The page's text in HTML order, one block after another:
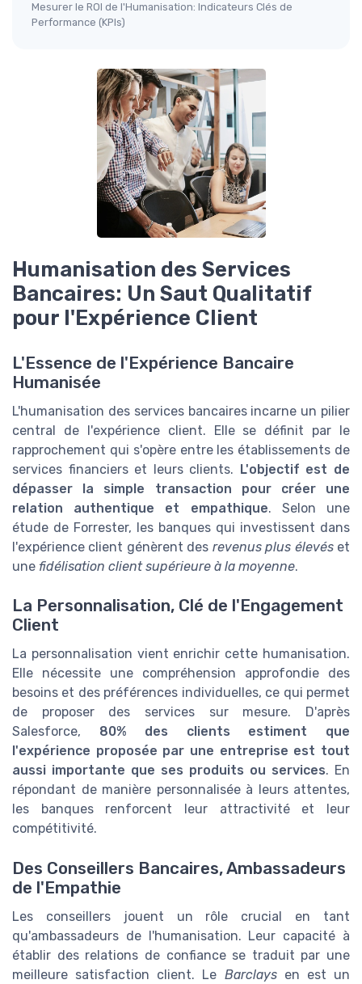
Mesurer le ROI de l'Humanisation: Indicateurs Clés de
Performance (KPIs)
Humanisation des Services
Bancaires: Un Saut Qualitatif
pour l'Expérience Client
L'Essence de l'Expérience Bancaire
Humanisée
L'humanisation des services bancaires incarne un pilier
central de l'expérience client. Elle se définit par le
rapprochement qui s'opère entre les établissements de
services financiers et leurs clients. L'objectif est de
dépasser la simple transaction pour créer une
relation authentique et empathique. Selon une
étude de Forrester, les banques qui investissent dans
l'expérience client génèrent des revenus plus élevéset
une fidélisation client supérieure à la moyenne.
La Personnalisation, Clé de l'Engagement
Client
La personnalisation vient enrichir cette humanisation.
Elle nécessite une compréhension approfondie des
besoins et des préférences individuelles, ce qui permet
de proposer des services sur mesure. D'après
Salesforce, 80% des clients estiment que
l'expérience proposée par une entreprise est tout
aussi importante que ses produits ou services. En
répondant de manière personnalisée à leurs attentes,
les banques renforcent leur attractivité et leur
compétitivité.
Des Conseillers Bancaires, Ambassadeurs
de l'Empathie
Les conseillers jouent un rôle crucial en tant
qu'ambassadeurs de l'humanisation. Leur capacité à
établir des relations de confiance se traduit par une
meilleure satisfaction client. Le Barclaysen est un